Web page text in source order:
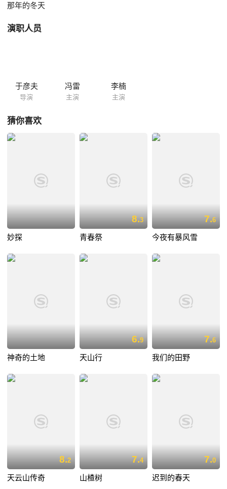
那年的冬天
演职人员
于彦夫
导演
冯雷
主演
李楠
主演
猜你喜欢
妙探
8.3
青春祭
7.6
今夜有暴风雪
神奇的土地
6.9
天山行
7.6
我们的田野
8.2
天云山传奇
7.4
山楂树
7.0
迟到的春天